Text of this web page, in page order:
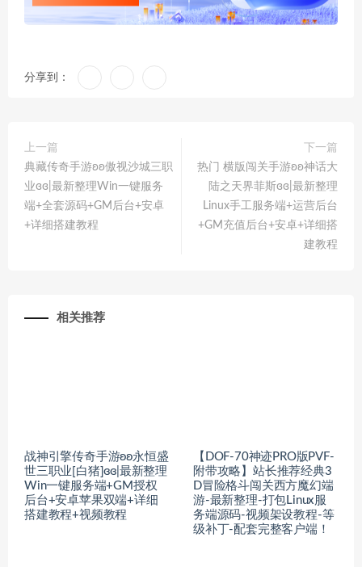
分享到：
上一篇
典藏传奇手游ʚʚ傲视沙城三职
业ɞɞ|最新整理Win一键服务
端+全套源码+GM后台+安卓
+详细搭建教程
下一篇
热门 横版闯关手游ʚʚ神话大
陆之天界菲斯ɞɞ|最新整理
Linux手工服务端+运营后台
+GM充值后台+安卓+详细搭
建教程
相关推荐
战神引擎传奇手游ʚʚ永恒盛
世三职业[白猪]ɞɞ|最新整理
Win一键服务端+GM授权
后台+安卓苹果双端+详细
搭建教程+视频教程
【DOF-70神迹PRO版PVF-
附带攻略】站长推荐经典3
D冒险格斗闯关西方魔幻端
游-最新整理-打包Linux服
务端源码-视频架设教程-等
级补丁-配套完整客户端！